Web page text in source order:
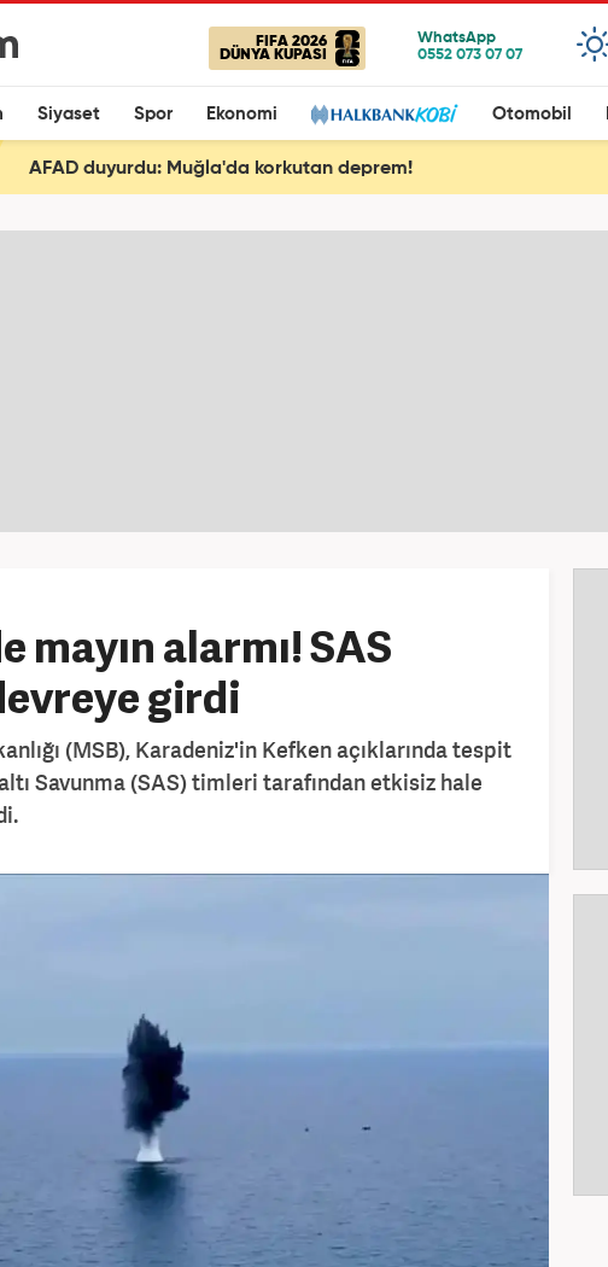
FIFA 2026
DÜNYA KUPASI
Siyaset Spor Ekonomi Otomobil
AFAD duyurdu: Muğla'da korkutan deprem!
mayın alarmı! SAS
girdi
(MSB), Karadeniz'in Kefken açıklarında tespit
Savunma (SAS) timleri tarafından etkisiz hale